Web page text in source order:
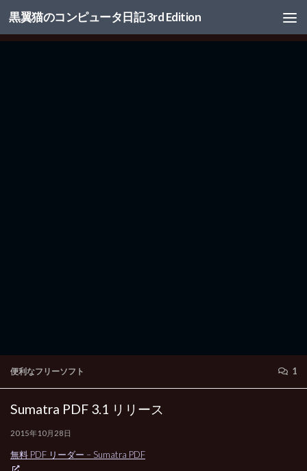
コンテンツへスキップ
黒翼猫のコンピュータ日記 3rd Edition
便利なフリーソフト 1
Sumatra PDF 3.1 リリース
2015年10月28日
無料 PDF リーダー – Sumatra PDF